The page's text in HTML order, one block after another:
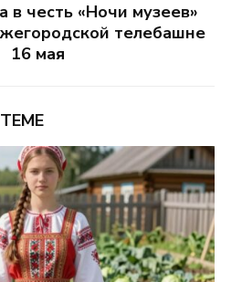
в честь «Ночи музеев»
телебашне
16 мая